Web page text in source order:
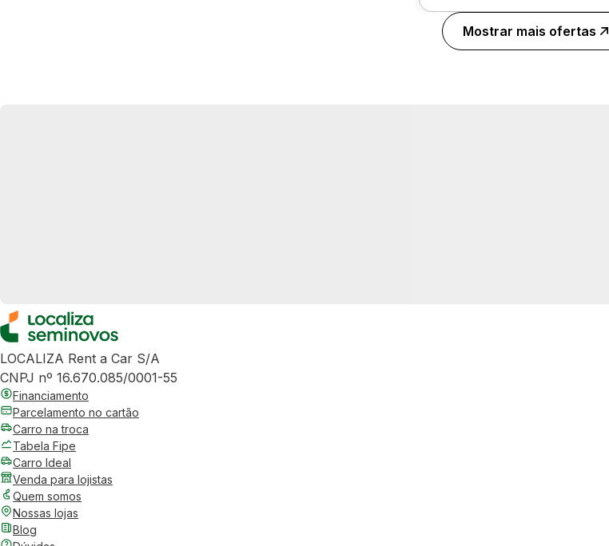
Mostrar mais ofertas
LOCALIZA Rent a Car S/A
CNPJ nº 16.670.085/0001-55
Financiamento
Parcelamento no cartão
Carro na troca
Tabela Fipe
Carro Ideal
Venda para lojistas
Quem somos
Nossas lojas
Blog